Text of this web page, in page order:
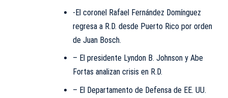
-El coronel Rafael Fernández Domínguez
regresa a R.D. desde Puerto Rico por orden
de Juan Bosch.
– El presidente Lyndon B. Johnson y Abe
Fortas analizan crisis en R.D.
– El Departamento de Defensa de EE. UU.